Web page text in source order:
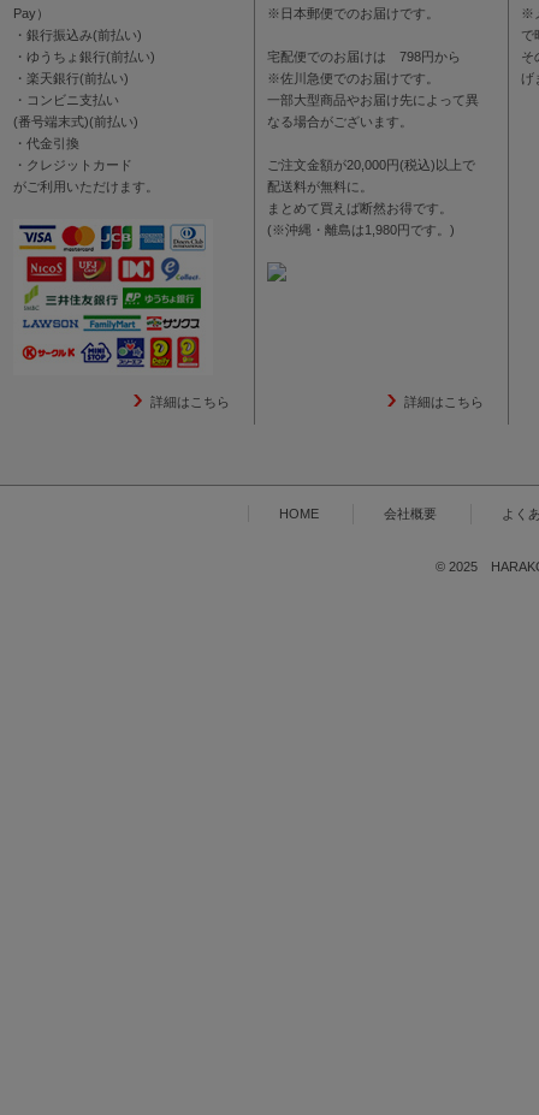
Pay）
・銀行振込み(前払い)
・ゆうちょ銀行(前払い)
・楽天銀行(前払い)
・コンビニ支払い
(番号端末式)(前払い)
・代金引換
・クレジットカード
がご利用いただけます。
詳細はこちら
※日本郵便でのお届けです。
宅配便でのお届けは 798円から
※佐川急便でのお届けです。
一部大型商品やお届け先によって異
なる場合がございます。
ご注文金額が20,000円(税込)以上で
配送料が無料に。
まとめて買えば断然お得です。
(※沖縄・離島は1,980円です。)
詳細はこちら
※
で
そ
げ
HOME 会社概要 よく
© 2025